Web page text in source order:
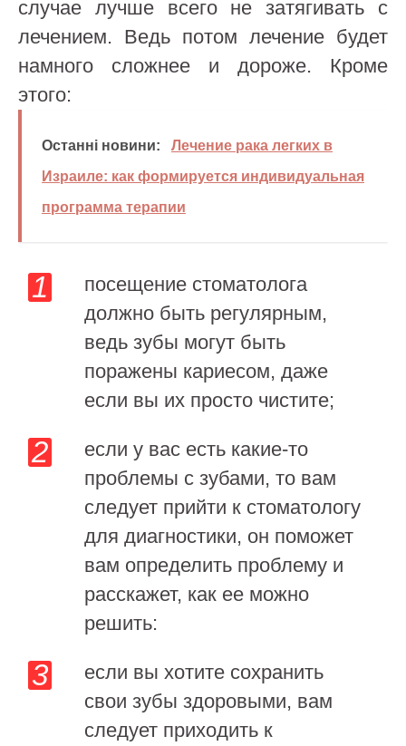
случае лучше всего не затягивать с
лечением. Ведь потом лечение будет
намного сложнее и дороже. Кроме
этого:
Останні новини:
Лечение рака легких в
Израиле: как формируется индивидуальная
программа терапии
посещение стоматолога
должно быть регулярным,
ведь зубы могут быть
поражены кариесом, даже
если вы их просто чистите;
если у вас есть какие-то
проблемы с зубами, то вам
следует прийти к стоматологу
для диагностики, он поможет
вам определить проблему и
расскажет, как ее можно
решить:
если вы хотите сохранить
свои зубы здоровыми, вам
следует приходить к